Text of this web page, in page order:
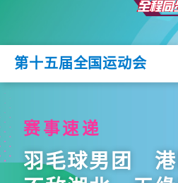
第十五届全国运动会
赛事速递
羽毛球男团 港